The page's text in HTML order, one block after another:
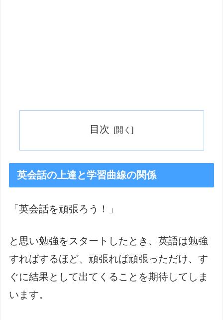
目次
英会話の上達と学習曲線の関係
「英会話を頑張ろう！」
と思い勉強をスタートしたとき、英語は勉強
すればするほど、頑張れば頑張っただけ、す
ぐに結果として出てくることを期待してしま
います。